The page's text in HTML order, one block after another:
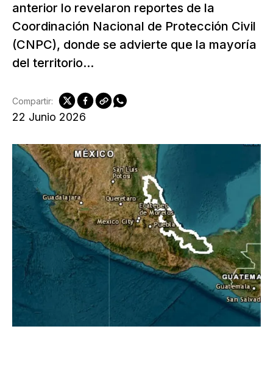
anterior lo revelaron reportes de la
Coordinación Nacional de Protección Civil
(CNPC), donde se advierte que la mayoría
del territorio...
22 Junio 2026
Compartir: